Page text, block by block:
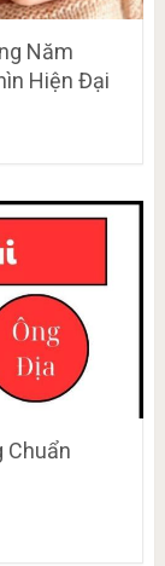
Năm
Hiện Đại
Chuẩn